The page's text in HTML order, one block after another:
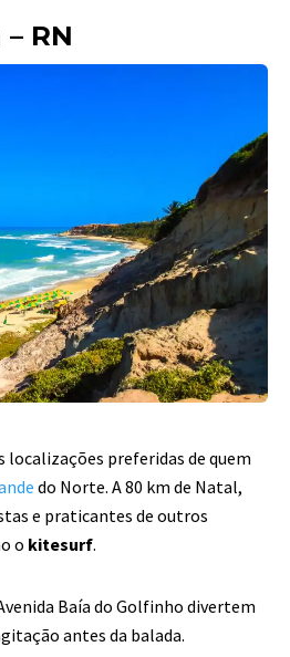
RN
localizações preferidas de quem
do Norte. A 80 km de Natal,
e praticantes de outros
o kitesurf.
Baía do Golfinho divertem
antes da balada.